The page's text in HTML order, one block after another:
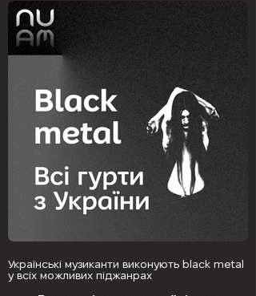
Українські музиканти виконують black metal
у всіх можливих піджанрах